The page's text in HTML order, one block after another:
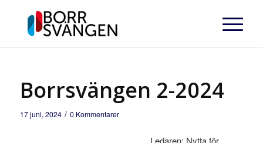
Borrsvängen 2-2024
17 juni, 2024 / 0 Kommentarer
Ledaren: Nytta för